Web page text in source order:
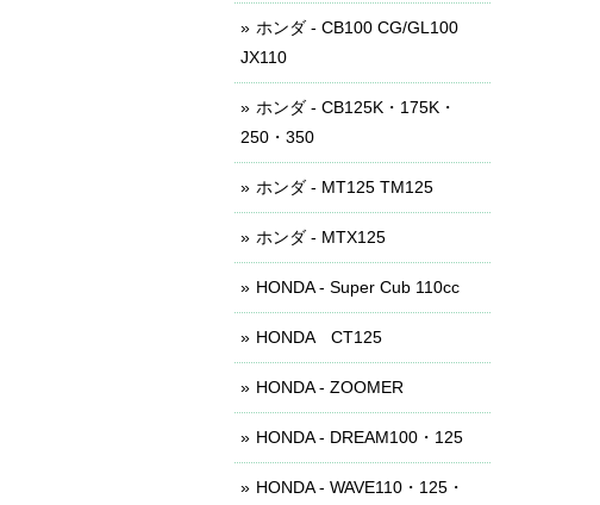
ホンダ - CB100 CG/GL100
JX110
ホンダ - CB125K・175K・
250・350
ホンダ - MT125 TM125
ホンダ - MTX125
HONDA - Super Cub 110cc
HONDA CT125
HONDA - ZOOMER
HONDA - DREAM100・125
HONDA - WAVE110・125・